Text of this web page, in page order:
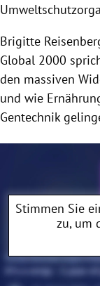
Brigitte
Global 2000
den massiven
und wie
Gentechnik
Stimmen Sie
zu, um